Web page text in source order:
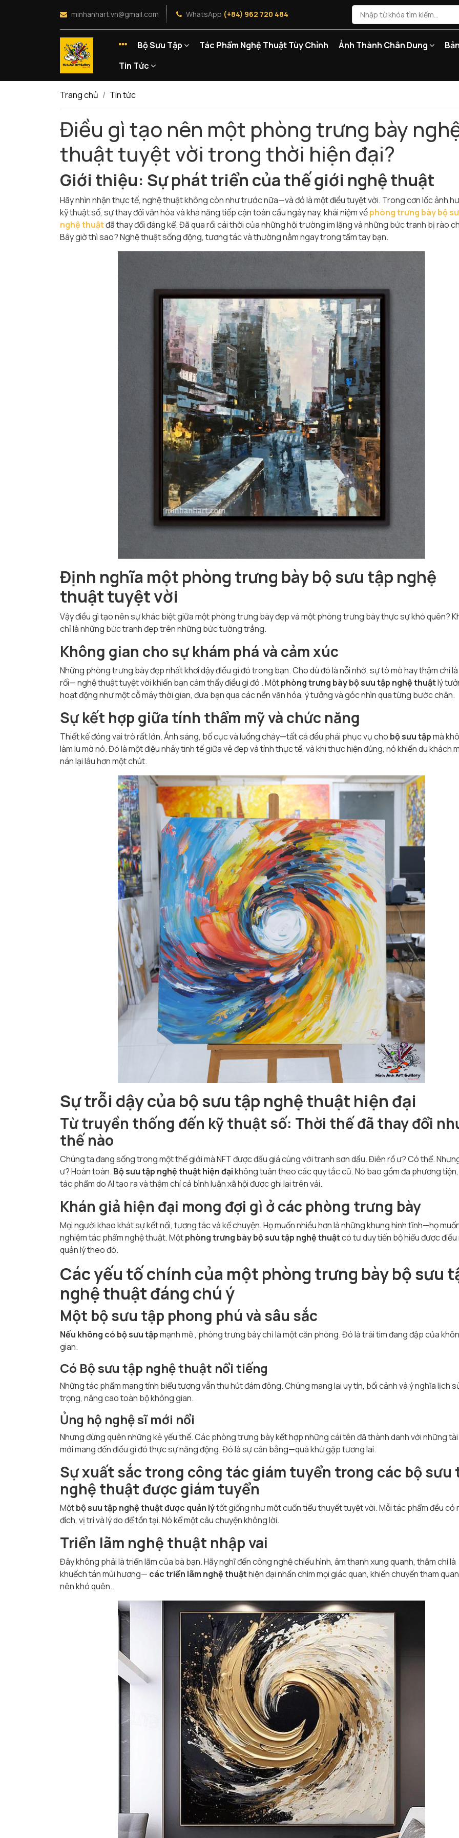
minhanhart.vn@gmail.com WhatsApp (+84) 962 720 484
Bộ Sưu Tập Tác Phẩm Nghệ Thuật Tùy Chỉnh Ảnh Thành Chân Dung
Tin Tức
Trang chủ Tin tức
Điều gì tạo nên một phòng trưng bày
thuật tuyệt vời trong thời hiện đại?
Giới thiệu: Sự phát triển của thế giới nghệ thuật
Hãy nhìn nhận thực tế, nghệ thuật không còn như trước nữa—và đó là một điều tuyệt vời. Trong cơn lốc ảnh
kỹ thuật số, sự thay đổi văn hóa và khả năng tiếp cận toàn cầu ngày nay, khái niệm vềphòng trưng bày bộ
nghệ thuậtđã thay đổi đáng kể. Đã qua rồi cái thời của những hội trường im lặng và những bức tranh bị rào
Bây giờ thì sao? Nghệ thuật sống động, tương tác và thường nằm ngay trong tầm tay bạn.
Định nghĩa một phòng trưng bày bộ sưu tập nghệ
thuật tuyệt vời
Vậy điều gì tạo nên sự khác biệt giữa một phòng trưng bày đẹp và một phòng trưng bày thực sự khó quên?
chỉ là những bức tranh đẹp trên những bức tường trắng.
Không gian cho sự khám phá và cảm xúc
Những phòng trưng bày đẹp nhất khơi dậy điều gì đó trong bạn. Cho dù đó là nỗi nhớ, sự tò mò hay thậm chí
rối—nghệ thuật tuyệt vời khiến bạn cảm thấy điều gì đó . Mộtphòng trưng bày bộ sưu tập nghệ thuậtlý
hoạt động như một cỗ máy thời gian, đưa bạn qua các nền văn hóa, ý tưởng và góc nhìn qua từng bước chân.
Sự kết hợp giữa tính thẩm mỹ và chức năng
Thiết kế đóng vai trò rất lớn. Ánh sáng, bố cục và luồng chảy—tất cả đều phải phục vụ cho bộ sưu tậpmà
làm lu mờ nó. Đó là một điệu nhảy tinh tế giữa vẻ đẹp và tính thực tế, và khi thực hiện đúng, nó khiến du khách
nán lại lâu hơn một chút.
Sự trỗi dậy của bộ sưu tập nghệ thuật hiện đại
Từ truyền thống đến kỹ thuật số: Thời thế đã thay đổi
thế nào
Chúng ta đang sống trong một thế giới mà NFT được đấu giá cùng với tranh sơn dầu. Điên rồ ư? Có thể.
ư? Hoàn toàn. Bộ sưu tập nghệ thuật hiện đạikhông tuân theo các quy tắc cũ. Nó bao gồm đa phương
tác phẩm do AI tạo ra và thậm chí cả bình luận xã hội được ghi lại trên vải.
Khán giả hiện đại mong đợi gì ở các phòng trưng bày
Mọi người khao khát sự kết nối, tương tác và kể chuyện. Họ muốn nhiều hơn là những khung hình tĩnh—họ
nghiệmtác phẩm nghệ thuật. Mộtphòng trưng bày bộ sưu tập nghệ thuậtcó tư duy tiến bộ hiểu được điều
quản lý theo đó.
Các yếu tố chính của một phòng trưng bày bộ sưu
nghệ thuật đáng chú ý
Một bộ sưu tập phong phú và sâu sắc
Nếu không có bộ sưu tậpmạnh mẽ, phòng trưng bày chỉ là một căn phòng. Đó là trái tim đang đập của
gian.
Có Bộ sưu tập nghệ thuật nổi tiếng
Những tác phẩm mang tính biểu tượng vẫn thu hút đám đông. Chúng mang lại uy tín, bối cảnh và ý nghĩa lịch
trọng, nâng cao toàn bộ không gian.
Ủng hộ nghệ sĩ mới nổi
Nhưng đừng quên những kẻ yếu thế. Các phòng trưng bày kết hợp những cái tên đã thành danh với những
mới mang đến điều gì đó thực sự năng động. Đó là sự cân bằng—quá khứ gặp tương lai.
Sự xuất sắc trong công tác giám tuyển trong các bộ sưu
nghệ thuật được giám tuyển
Mộtbộ sưu tập nghệ thuật được quản lýtốt giống như một cuốn tiểu thuyết tuyệt vời. Mỗi tác phẩm đều có
đích, vị trí và lý do để tồn tại. Nó kể một câu chuyện không lời.
Triển lãm nghệ thuật nhập vai
Đây không phải là triển lãm của bà bạn. Hãy nghĩ đến công nghệ chiếu hình, âm thanh xung quanh, thậm chí là
khuếch tán mùi hương— các triển lãm nghệ thuậthiện đại nhấn chìm mọi giác quan, khiến chuyến tham
nên khó quên.